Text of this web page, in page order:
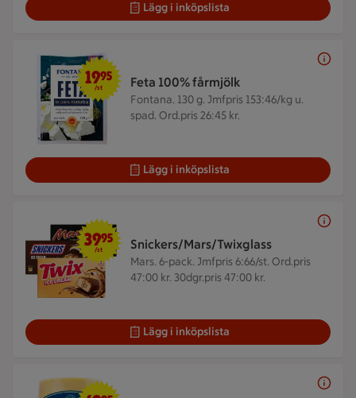
Lägg i inköpslista
Feta 100% fårmjölk
Fontana. 130 g. Jmfpris 153:46/kg u.
spad. Ord.pris 26:45 kr.
19,95 kr/st
1995
/st
Lägg i inköpslista
Snickers/Mars/Twixglass
Mars. 6-pack. Jmfpris 6:66/st. Ord.pris
47:00 kr. 30dgr.pris 47:00 kr.
39,95 kr/st
3995
/st
Lägg i inköpslista
69,95 kr/st